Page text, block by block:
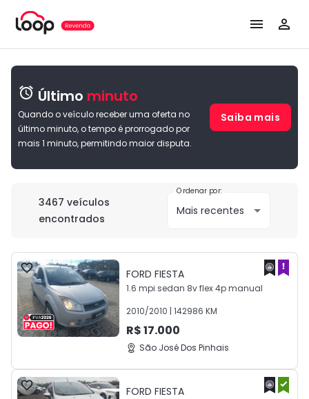
Último minuto
Quando o veículo receber uma oferta no
último minuto, o tempo é prorrogado por
mais 1 minuto, permitindo maior disputa.
Saiba mais
3467 veículos
encontrados
Ordenar por:
FORD FIESTA
1.6 mpi sedan 8v flex 4p manual
2010/2010 | 142986 KM
R$17.000
São José Dos Pinhais
FORD FIESTA